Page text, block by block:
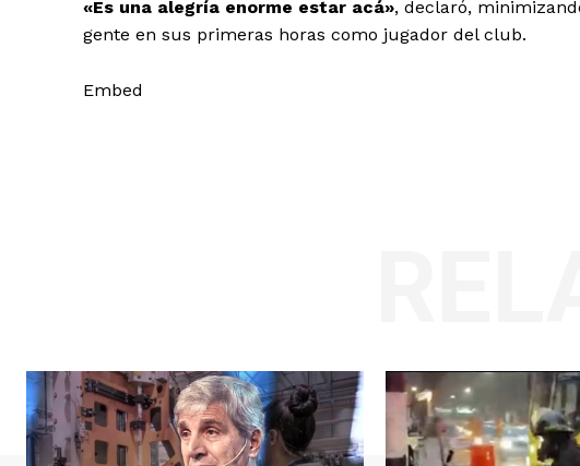
«Es una alegría enorme estar acá», declaró,
gente en sus primeras horas como jugador del club.
Embed